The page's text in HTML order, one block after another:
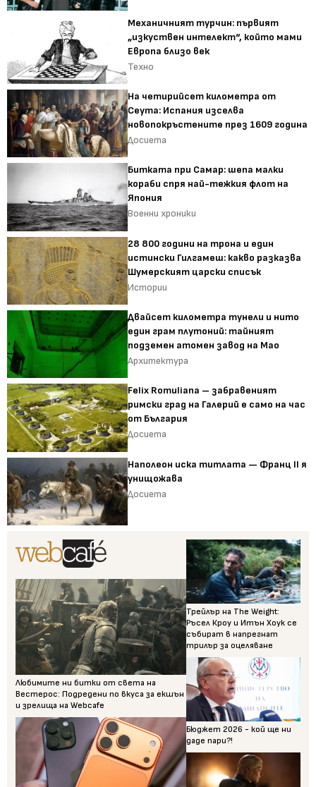
Механичният турчин: първият
„изкуствен интелект“, който мами
Европа близо век
Техно
На четирийсет километра от
Сеута: Испания изселва
новопокръстените през 1609 година
Досиета
Битката при Самар: шепа малки
кораби спря най-тежкия флот на
Япония
Военни хроники
28 800 години на трона и един
истински Гилгамеш: какво разказва
Шумерският царски списък
Истории
Двайсет километра тунели и нито
един грам плутоний: тайният
подземен атомен завод на Мао
Архитектура
Felix Romuliana – забравеният
римски град на Галерий е само на час
от България
Досиета
Наполеон иска титлата — Франц II я
унищожава
Досиета
Любимите ни битки от света на
Вестерос: Подредени по вкуса за екшън
и зрелища на Webcafe
Трейлър на The Weight:
Ръсел Кроу и Итън Хоук се
събират в напрегнат
трилър за оцеляване
Бюджет 2026 - кой ще ни
даде пари?!